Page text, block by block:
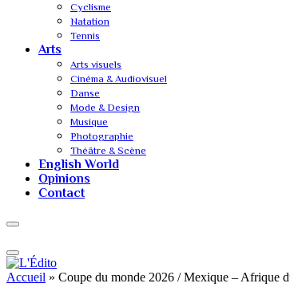
Cyclisme
Natation
Tennis
Arts
Arts visuels
Cinéma & Audiovisuel
Danse
Mode & Design
Musique
Photographie
Théâtre & Scène
English World
Opinions
Contact
Accueil » Coupe du monde 2026 / Mexique – Afrique